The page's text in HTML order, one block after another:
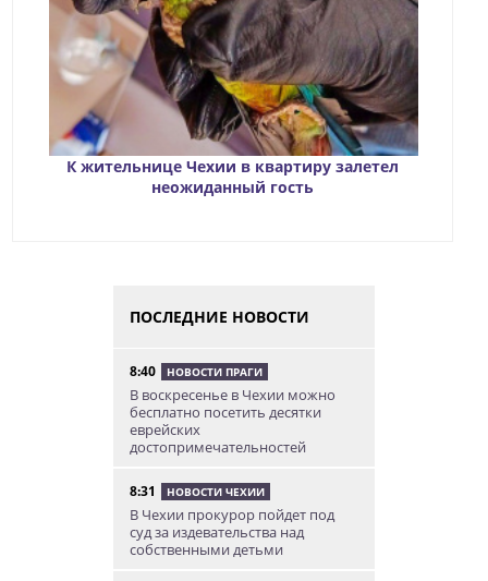
К жительнице Чехии в квартиру залетел
неожиданный гость
ПОСЛЕДНИЕ НОВОСТИ
8:40 НОВОСТИ ПРАГИ
В воскресенье в Чехии можно
бесплатно посетить десятки
еврейских
достопримечательностей
8:31 НОВОСТИ ЧЕХИИ
В Чехии прокурор пойдет под
суд за издевательства над
собственными детьми